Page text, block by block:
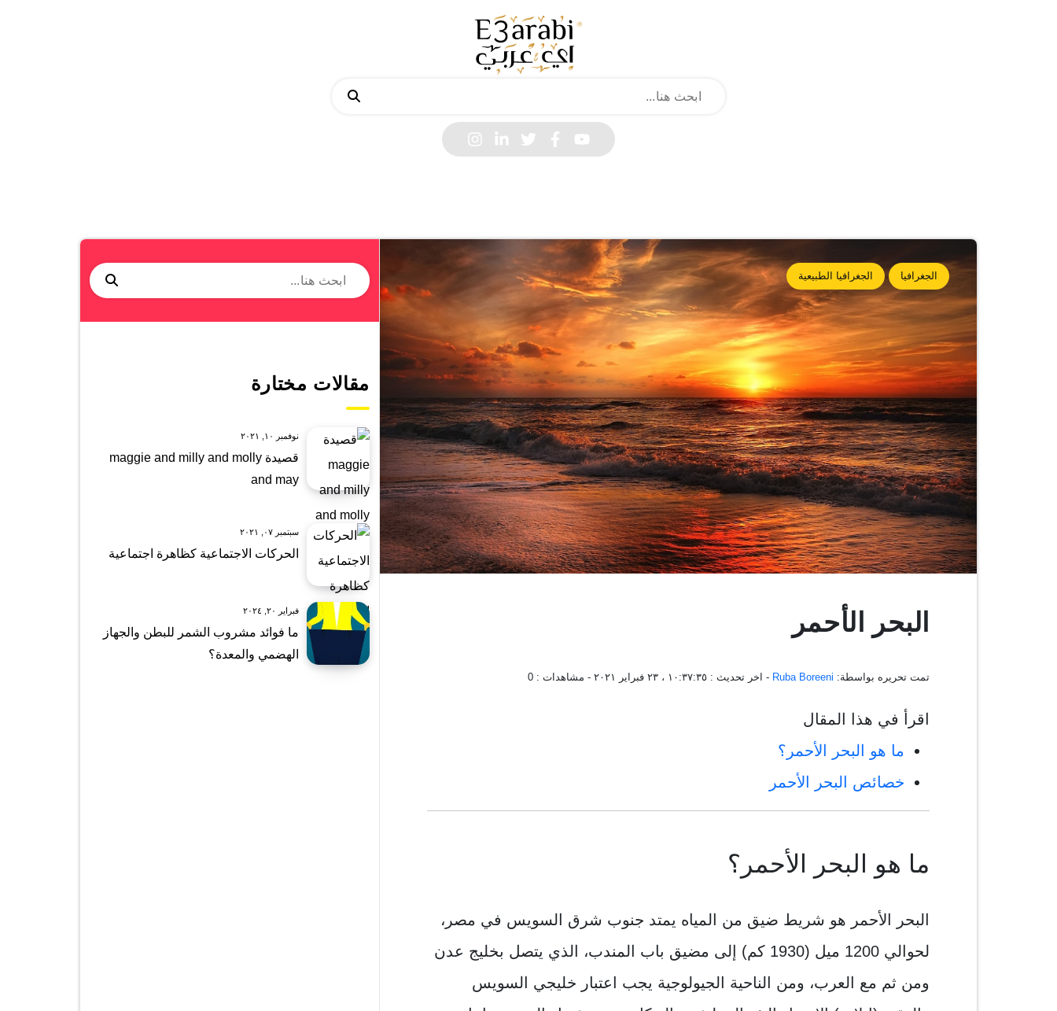
الجغرافيا الجغرافيا الطبيعية
البحر الأحمر
تمت تحريره بواسطة: Ruba Boreeni - اخر تحديث : ١٠:٣٧:٣٥ ، ٢٣ فبراير ٢٠٢١ - مشاهدات : 0
اقرأ في هذا المقال
ما هو البحر الأحمر؟
خصائص البحر الأحمر
ما هو البحر الأحمر؟
البحر الأحمر هو شريط ضيق من المياه يمتد جنوب شرق السويس في مصر،
لحوالي 1200 ميل (1930 كم) إلى مضيق باب المندب، الذي يتصل بخليج عدن
ومن ثم مع العرب، ومن الناحية الجيولوجية يجب اعتبار خليجي السويس
مقالات مختارة
نوفمبر ١٠, ٢٠٢١
قصيدة maggie and milly and molly
and may
سبتمبر ٠٧, ٢٠٢١
الحركات الاجتماعية كظاهرة اجتماعية
فبراير ٢٠, ٢٠٢٤
ما فوائد مشروب الشمر للبطن والجهاز
الهضمي والمعدة؟